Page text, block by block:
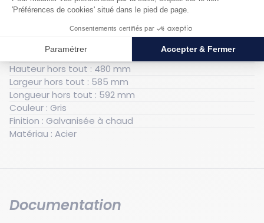
Nombre de fûts : 1
Hauteur hors tout : 480 mm
Largeur hors tout : 585 mm
Longueur hors tout : 592 mm
Couleur : Gris
Finition : Galvanisée à chaud
Matériau : Acier
Documentation